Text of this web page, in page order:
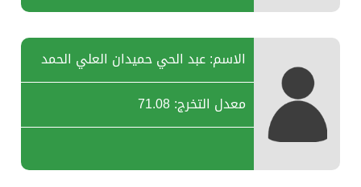
الاسم: عبد الحي حميدان العلي الحمد
معدل التخرج: 71.08